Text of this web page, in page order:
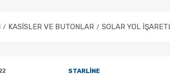
KASİSLER VE BUTONLAR SOLAR YOL
STARLİNE